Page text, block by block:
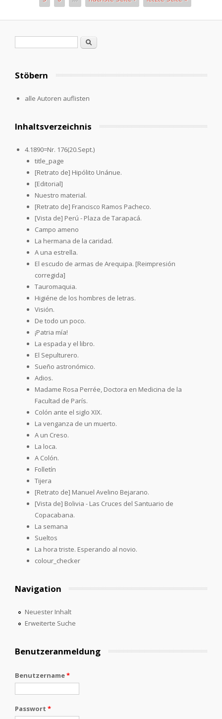
Suche
Stöbern
alle Autoren auflisten
Inhaltsverzeichnis
4.1890=Nr. 176(20.Sept.)
title_page
[Retrato de] Hipólito Unánue.
[Editorial]
Nuestro material.
[Retrato de] Francisco Ramos Pacheco.
[Vista de] Perú - Plaza de Tarapacá.
Campo ameno
La hermana de la caridad.
A una estrella.
El escudo de armas de Arequipa. [Reimpresión
corregida]
Tauromaquia.
Higiéne de los hombres de letras.
Visión.
De todo un poco.
¡Patria mía!
La espada y el libro.
El Sepulturero.
Sueño astronómico.
Adios.
Madame Rosa Perrée, Doctora en Medicina de la
Facultad de París.
Colón ante el siglo XIX.
La venganza de un muerto.
A un Creso.
La loca.
A Colón.
Folletín
Tijera
[Retrato de] Manuel Avelino Bejarano.
[Vista de] Bolivia - Las Cruces del Santuario de
Copacabana.
La semana
Sueltos
La hora triste. Esperando al novio.
colour_checker
Navigation
Neuester Inhalt
Erweiterte Suche
Benutzeranmeldung
Benutzername*
Passwort *